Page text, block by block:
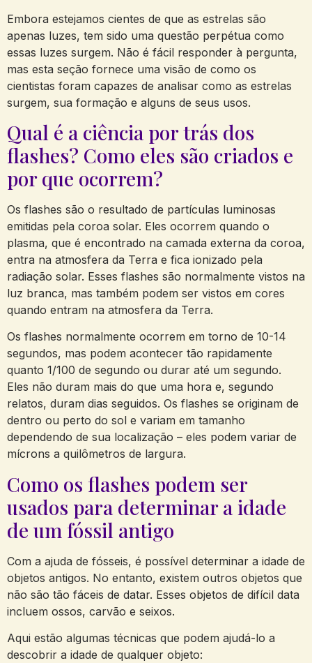
Embora estejamos cientes de que as estrelas são
apenas luzes, tem sido uma questão perpétua como
essas luzes surgem. Não é fácil responder à pergunta,
mas esta seção fornece uma visão de como os
cientistas foram capazes de analisar como as estrelas
surgem, sua formação e alguns de seus usos.
Qual é a ciência por trás dos
flashes? Como eles são criados e
por que ocorrem?
Os flashes são o resultado de partículas luminosas
emitidas pela coroa solar. Eles ocorrem quando o
plasma, que é encontrado na camada externa da coroa,
entra na atmosfera da Terra e fica ionizado pela
radiação solar. Esses flashes são normalmente vistos na
luz branca, mas também podem ser vistos em cores
quando entram na atmosfera da Terra.
Os flashes normalmente ocorrem em torno de 10-14
segundos, mas podem acontecer tão rapidamente
quanto 1/100 de segundo ou durar até um segundo.
Eles não duram mais do que uma hora e, segundo
relatos, duram dias seguidos. Os flashes se originam de
dentro ou perto do sol e variam em tamanho
dependendo de sua localização – eles podem variar de
mícrons a quilômetros de largura.
Como os flashes podem ser
usados para determinar a idade
de um fóssil antigo
Com a ajuda de fósseis, é possível determinar a idade de
objetos antigos. No entanto, existem outros objetos que
não são tão fáceis de datar. Esses objetos de difícil data
incluem ossos, carvão e seixos.
Aqui estão algumas técnicas que podem ajudá-lo a
descobrir a idade de qualquer objeto: